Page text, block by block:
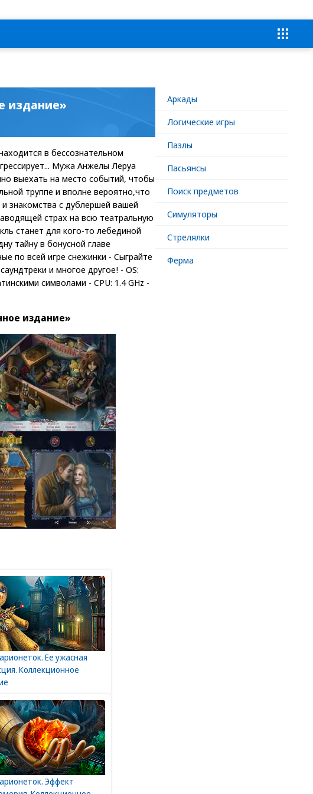
издание»
в бессознательном
Мужа Анжелы Леруа
выехать на место событий, чтобы
труппе и вполне вероятно,что
знакомства с дублершей вашей
страх на всю театральную
станет для кого-то лебединой
тайну в бонусной главе
по всей игре снежинки - Сыграйте
и многое другое! - OS:
символами - CPU: 1.4 GHz -
издание»
Ее ужасная
Коллекционное
Эффект
Аркады
Логические игры
Пазлы
Пасьянсы
Поиск предметов
Симуляторы
Стрелялки
Ферма